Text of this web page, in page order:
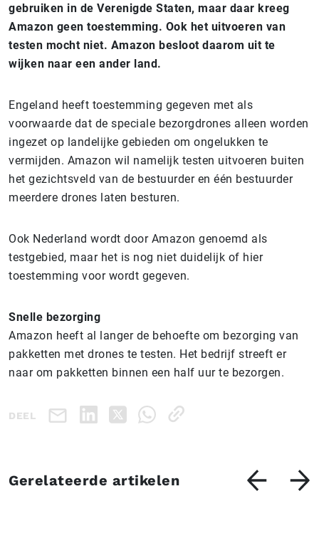
gebruiken in de Verenigde Staten, maar daar kreeg
Amazon geen toestemming. Ook het uitvoeren van
testen mocht niet. Amazon besloot daarom uit te
wijken naar een ander land.
Engeland heeft toestemming gegeven met als
voorwaarde dat de speciale bezorgdrones alleen worden
ingezet op landelijke gebieden om ongelukken te
vermijden. Amazon wil namelijk testen uitvoeren buiten
het gezichtsveld van de bestuurder en één bestuurder
meerdere drones laten besturen.
Ook Nederland wordt door Amazon genoemd als
testgebied, maar het is nog niet duidelijk of hier
toestemming voor wordt gegeven.
Snelle bezorging
Amazon heeft al langer de behoefte om bezorging van
pakketten met drones te testen. Het bedrijf streeft er
naar om pakketten binnen een half uur te bezorgen.
DEEL
Gerelateerde artikelen